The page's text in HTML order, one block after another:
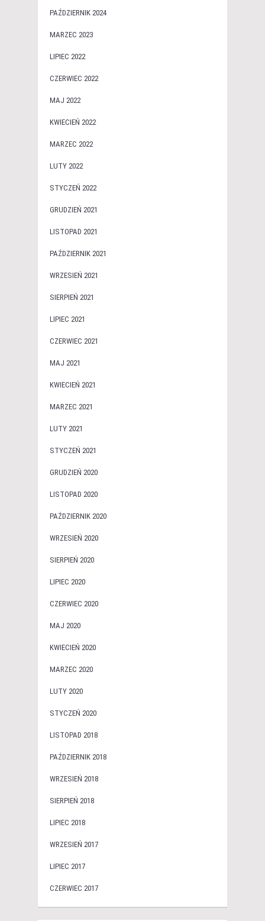
PAŹDZIERNIK 2024
MARZEC 2023
LIPIEC 2022
CZERWIEC 2022
MAJ 2022
KWIECIEŃ 2022
MARZEC 2022
LUTY 2022
STYCZEŃ 2022
GRUDZIEŃ 2021
LISTOPAD 2021
PAŹDZIERNIK 2021
WRZESIEŃ 2021
SIERPIEŃ 2021
LIPIEC 2021
CZERWIEC 2021
MAJ 2021
KWIECIEŃ 2021
MARZEC 2021
LUTY 2021
STYCZEŃ 2021
GRUDZIEŃ 2020
LISTOPAD 2020
PAŹDZIERNIK 2020
WRZESIEŃ 2020
SIERPIEŃ 2020
LIPIEC 2020
CZERWIEC 2020
MAJ 2020
KWIECIEŃ 2020
MARZEC 2020
LUTY 2020
STYCZEŃ 2020
LISTOPAD 2018
PAŹDZIERNIK 2018
WRZESIEŃ 2018
SIERPIEŃ 2018
LIPIEC 2018
WRZESIEŃ 2017
LIPIEC 2017
CZERWIEC 2017